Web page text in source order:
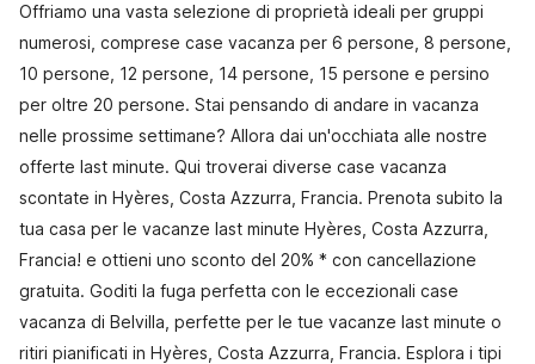
Offriamo una vasta selezione di proprietà ideali per gruppi
numerosi, comprese case vacanza per 6 persone, 8 persone,
10 persone, 12 persone, 14 persone, 15 persone e persino
per oltre 20 persone. Stai pensando di andare in vacanza
nelle prossime settimane? Allora dai un'occhiata alle nostre
offerte last minute. Qui troverai diverse case vacanza
scontate in Hyères, Costa Azzurra, Francia. Prenota subito la
tua casa per le vacanze last minute Hyères, Costa Azzurra,
Francia! e ottieni uno sconto del 20% * con cancellazione
gratuita. Goditi la fuga perfetta con le eccezionali case
vacanza di Belvilla, perfette per le tue vacanze last minute o
ritiri pianificati in Hyères, Costa Azzurra, Francia. Esplora i tipi